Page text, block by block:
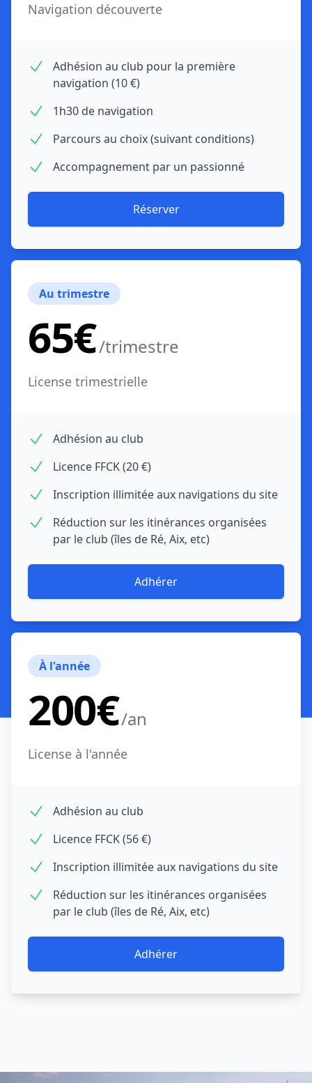
Navigation découverte
Adhésion au club pour la première
navigation (10 €)
1h30 de navigation
Parcours au choix (suivant conditions)
Accompagnement par un passionné
Réserver
Au trimestre
65€/trimestre
License trimestrielle
Adhésion au club
Licence FFCK (20 €)
Inscription illimitée aux navigations du site
Réduction sur les itinérances organisées
par le club (îles de Ré, Aix, etc)
Adhérer
À l'année
200€/an
License à l'année
Adhésion au club
Licence FFCK (56 €)
Inscription illimitée aux navigations du site
Réduction sur les itinérances organisées
par le club (îles de Ré, Aix, etc)
Adhérer